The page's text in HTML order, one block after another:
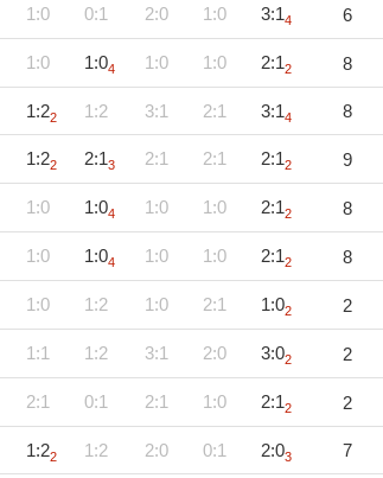
1:0 0:1 2:0 1:0 3:14 6
1:0 1:04 1:0 1:0 2:12 8
1:22 1:2 3:1 2:1 3:14 8
1:22 2:13 2:1 2:1 2:12 9
1:0 1:04 1:0 1:0 2:12 8
1:0 1:04 1:0 1:0 2:12 8
1:0 1:2 1:0 2:1 1:02 2
1:1 1:2 3:1 2:0 3:02 2
2:1 0:1 2:1 1:0 2:12 2
1:22 1:2 2:0 0:1 2:03 7